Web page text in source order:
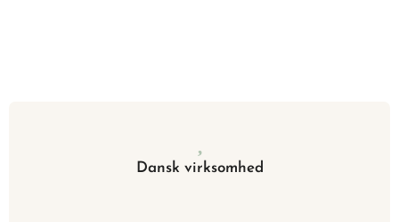
Dansk virksomhed